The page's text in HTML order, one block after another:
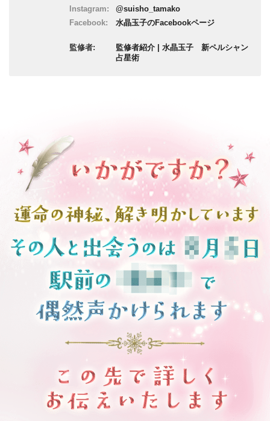
Instagram:
@suisho_tamako
Facebook:
水晶玉子のFacebookページ
監修者:
監修者紹介 | 水晶玉子 新ペルシャン
占星術